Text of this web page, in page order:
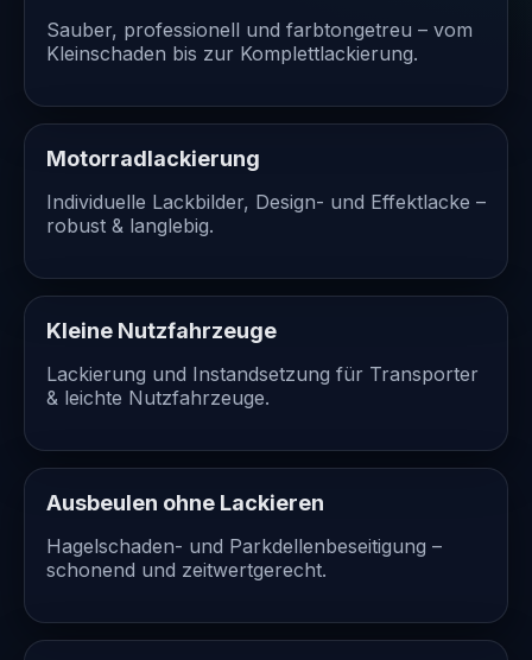
Sauber, professionell und farbtongetreu – vom
Kleinschaden bis zur Komplettlackierung.
Motorradlackierung
Individuelle Lackbilder, Design- und Effektlacke –
robust & langlebig.
Kleine Nutzfahrzeuge
Lackierung und Instandsetzung für Transporter
& leichte Nutzfahrzeuge.
Ausbeulen ohne Lackieren
Hagelschaden- und Parkdellenbeseitigung –
schonend und zeitwertgerecht.